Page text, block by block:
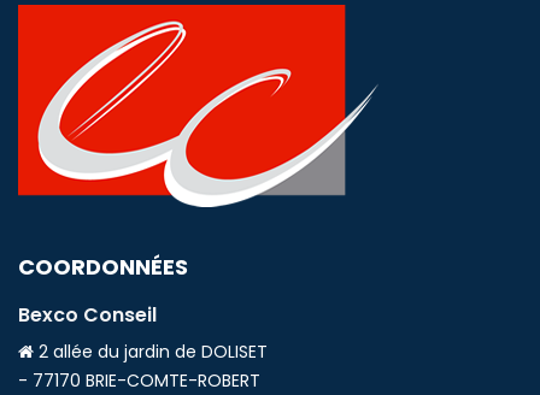
COORDONNÉES
Bexco Conseil
2 allée du jardin de DOLISET
- 77170 BRIE-COMTE-ROBERT